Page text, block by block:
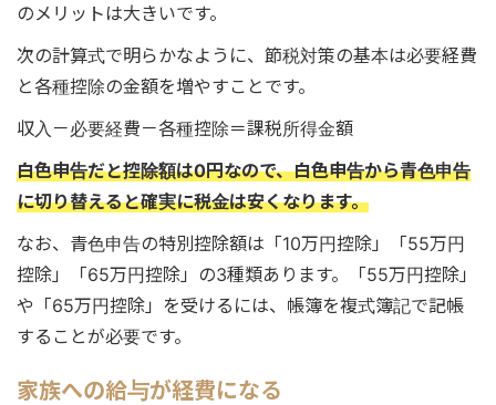
のメリットは大きいです。
次の計算式で明らかなように、節税対策の基本は必要経費
と各種控除の金額を増やすことです。
収入－必要経費－各種控除＝課税所得金額
白色申告だと控除額は0円なので、白色申告から青色申告
に切り替えると確実に税金は安くなります。
なお、青色申告の特別控除額は「10万円控除」「55万円
控除」「65万円控除」の3種類あります。「55万円控除」
や「65万円控除」を受けるには、帳簿を複式簿記で記帳
することが必要です。
家族への給与が経費になる